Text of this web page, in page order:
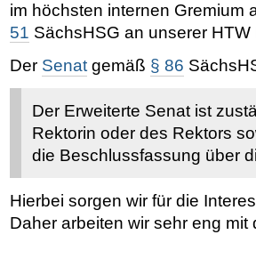
im höchsten internen
51 SächsHSG an unserer HTW
Der Senatgemäß § 86
Der Erweiterte Senat ist
Rektorin oder des Rektors
die Beschlussfassung über
Hierbei sorgen wir für die
Daher arbeiten wir sehr eng